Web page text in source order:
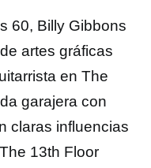
60, Billy Gibbons
artes gráficas
en The
garajera con
claras influencias
13th Floor